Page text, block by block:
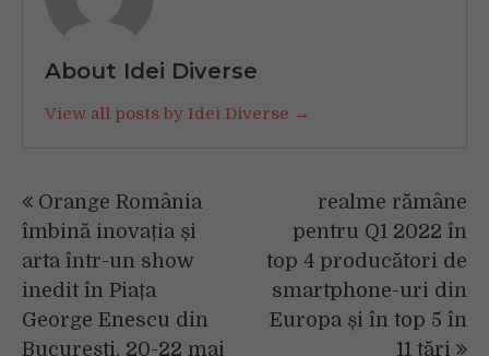
About Idei Diverse
View all posts by Idei Diverse →
în
articole
Orange România
îmbină inovația și
arta într-un show
inedit în Piața
George Enescu din
București, 20-22 mai
realme rămâne
pentru Q1 2022 în
top 4 producători de
smartphone-uri din
Europa și în top 5 în
11 țări